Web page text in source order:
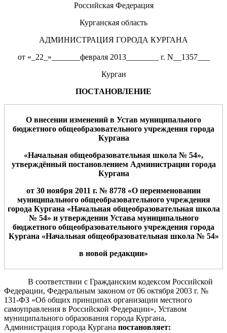
Российская Федерация
Курганская область
АДМИНИСТРАЦИЯ ГОРОДА КУРГАНА
от «_22_»_______февраля 2013________ г. N__1357___
Курган
ПОСТАНОВЛЕНИЕ
О внесении изменений в Устав муниципального
бюджетного общеобразовательного учреждения города
Кургана
«Начальная общеобразовательная школа № 54»,
утверждённый постановлением Администрации города
Кургана
от 30 ноября 2011 г. № 8778 «О переименовании
муниципального общеобразовательного учреждения
города Кургана «Начальнаяобщеобразовательная школа
№ 54» и утверждении Устава муниципального
бюджетного общеобразовательного учреждения города
Кургана «Начальная общеобразовательная школа № 54»
в новой редакции»
В соответствии с Гражданским кодексом Российской
Федерации, Федеральным законом от 06 октября 2003 г. №
131-ФЗ «Об общих принципах организации местного
самоуправления в Российской Федерации», Уставом
муниципального образования города Кургана,
Администрация города Кургана постановляет: